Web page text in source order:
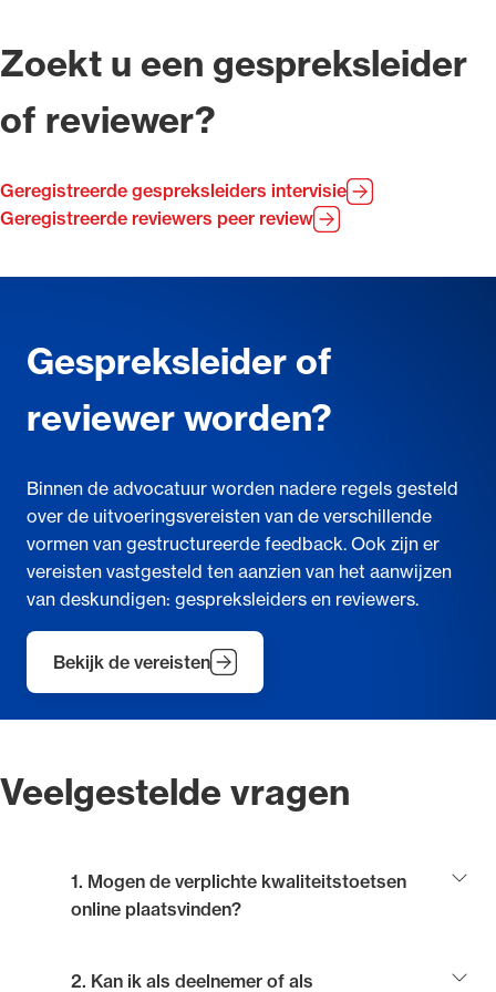
Zoekt u een gespreksleider
of reviewer?
Geregistreerde gespreksleiders intervisie
Geregistreerde reviewers peer review
Gespreksleider of
reviewer worden?
Binnen de advocatuur worden nadere regels gesteld
over de uitvoeringsvereisten van de verschillende
vormen van gestructureerde feedback. Ook zijn er
vereisten vastgesteld ten aanzien van het aanwijzen
van deskundigen: gespreksleiders en reviewers.
Bekijk de vereisten
Veelgestelde vragen
1. Mogen de verplichte kwaliteitstoetsen
online plaatsvinden?
Online deelname aan de kwaliteitstoetsen is mogelijk
2. Kan ik als deelnemer of als